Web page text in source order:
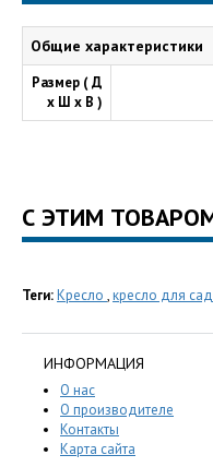
Общие характеристики
Размер ( Д
х Ш х В )
С ЭТИМ
Теги:Кресло ,кресло для
ИНФОРМАЦИЯ
О нас
О производителе
Контакты
Карта сайта